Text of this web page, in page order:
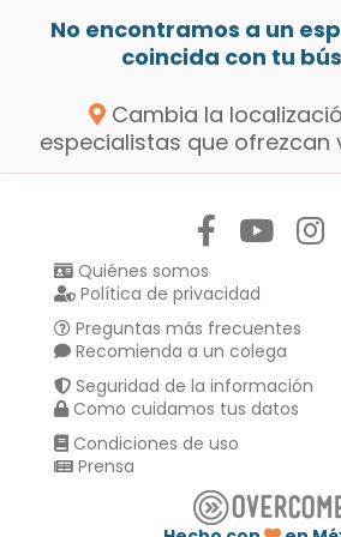
No encontramos a un
coincida con tu
Cambia la
especialistas que ofrezcan
Quiénes somos
Política de privacidad
Preguntas más frecuentes
Recomienda a un colega
Seguridad de la información
Como cuidamos tus datos
Condiciones de uso
Prensa